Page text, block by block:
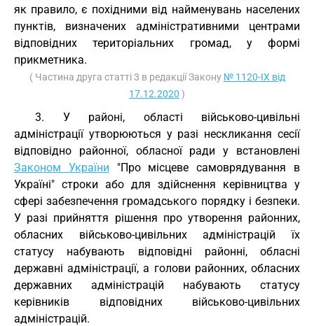
як правило, є похідними від найменувань населених
пунктів, визначених адміністративними центрами
відповідних територіальних громад, у формі
прикметника.
( Частина друга статті 3 в редакції Закону № 1120-IX від
17.12.2020 )
3. У районі, області військово-цивільні
адміністрації утворюються у разі нескликання сесії
відповідно районної, обласної ради у встановлені
Законом України "Про місцеве самоврядування в
Україні" строки або для здійснення керівництва у
сфері забезпечення громадського порядку і безпеки.
У разі прийняття рішення про утворення районних,
обласних військово-цивільних адміністрацій їх
статусу набувають відповідні районні, обласні
державні адміністрації, а голови районних, обласних
державних адміністрацій набувають статусу
керівників відповідних військово-цивільних
адміністрацій.